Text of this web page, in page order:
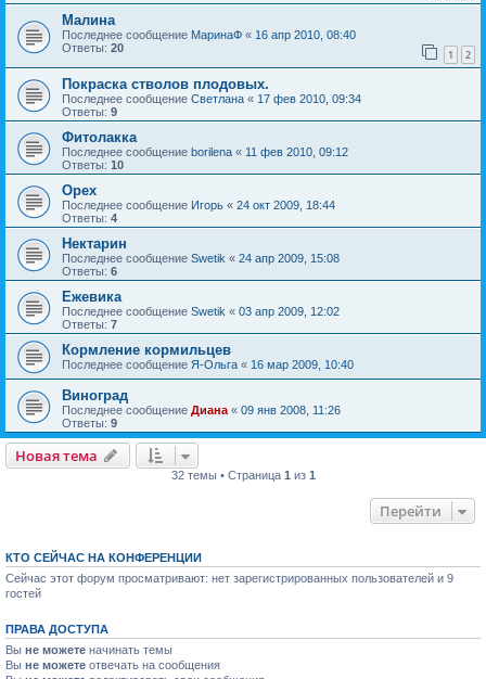
Малина
Последнее сообщение МаринаФ « 16 апр 2010, 08:40
Ответы: 20 1 2
Покраска стволов плодовых.
Последнее сообщение Светлана « 17 фев 2010, 09:34
Ответы: 9
Фитолакка
Последнее сообщение borilena « 11 фев 2010, 09:12
Ответы: 10
Орех
Последнее сообщение Игорь « 24 окт 2009, 18:44
Ответы: 4
Нектарин
Последнее сообщение Swetik « 24 апр 2009, 15:08
Ответы: 6
Ежевика
Последнее сообщение Swetik « 03 апр 2009, 12:02
Ответы: 7
Кормление кормильцев
Последнее сообщение Я-Ольга « 16 мар 2009, 10:40
Виноград
Последнее сообщение Диана « 09 янв 2008, 11:26
Ответы: 9
Новая тема
32 темы • Страница 1 из 1
Перейти
КТО СЕЙЧАС НА КОНФЕРЕНЦИИ
Сейчас этот форум просматривают: нет зарегистрированных пользователей и 9
гостей
ПРАВА ДОСТУПА
Вы не можете начинать темы
Вы не можете отвечать на сообщения